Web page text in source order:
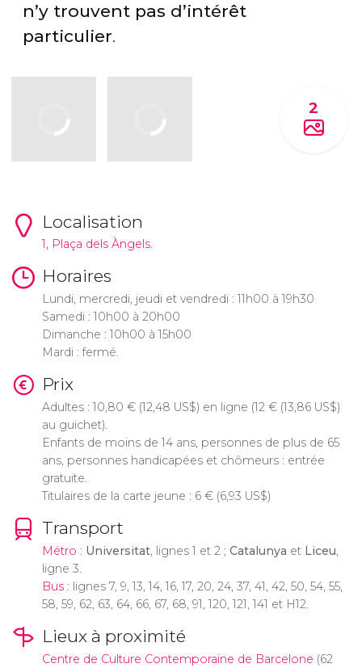
n’y trouvent pas d’intérêt
particulier.
2
Localisation
1, Plaça dels Àngels.
Horaires
Lundi, mercredi, jeudi et vendredi : 11h00 à 19h30
Samedi : 10h00 à 20h00
Dimanche : 10h00 à 15h00
Mardi : fermé.
Prix
Adultes : 10,80 €(12,48 US$) en ligne (12 €(13,86 US$)
au guichet).
Enfants de moins de 14 ans, personnes de plus de 65
ans, personnes handicapées et chômeurs : entrée
gratuite.
Titulaires de la carte jeune : 6 €(6,93 US$)
Transport
Métro : Universitat, lignes 1 et 2 ; Catalunya et Liceu,
ligne 3.
Bus: lignes 7, 9, 13, 14, 16, 17, 20, 24, 37, 41, 42, 50, 54, 55,
58, 59, 62, 63, 64, 66, 67, 68, 91, 120, 121, 141 et H12.
Lieux à proximité
Centre de Culture Contemporaine de Barcelone (62